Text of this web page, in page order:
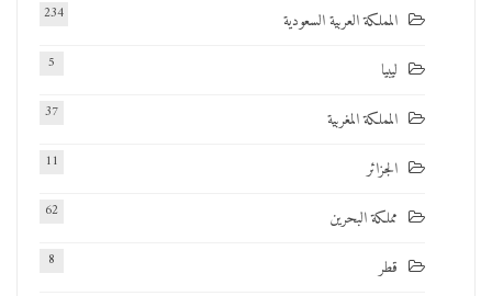
المملكة العربية السعودية 234
ليبيا 5
المملكة المغربية 37
الجزائر 11
مملكة البحرين 62
قطر 8